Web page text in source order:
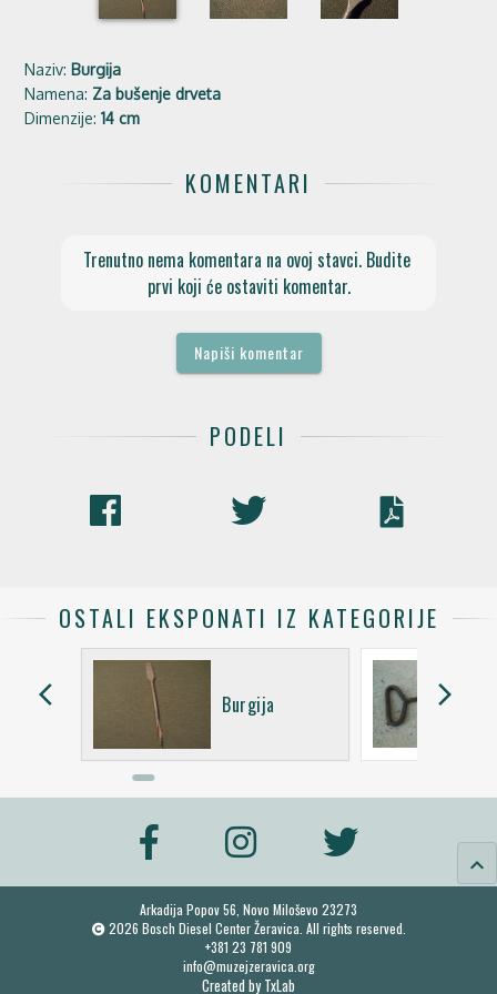
Naziv: Burgija
Namena: Za bušenje drveta
Dimenzije:14 cm
KOMENTARI
Trenutno nema komentara na ovoj stavci. Budite
prvi koji će ostaviti komentar.
Napiši komentar
PODELI
OSTALI EKSPONATI IZ KATEGORIJE
arrow_back_ios Burgija arrow_forward_ios
keyboard_arrow_up
Arkadija Popov 56, Novo Miloševo 23273
2026 Bosch Diesel Center Žeravica. All rights reserved.
+381 23 781 909
info@muzejzeravica.org
Created byTxLab